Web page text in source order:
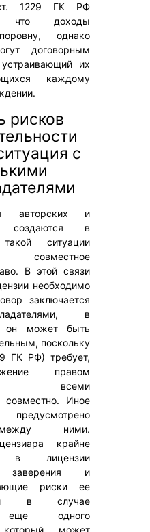
1229 ГК РФ
что доходы
однако
договорным
их
каждому
рисков
с
авторских и
в
ситуации
В этой связи
необходимо
заключается
в
он может быть
поскольку
ГК РФ) требует,
правом
всеми
совместно. Иное
ними.
крайне
в лицензии
заверения и
риски ее
в случае
еще одного
который может